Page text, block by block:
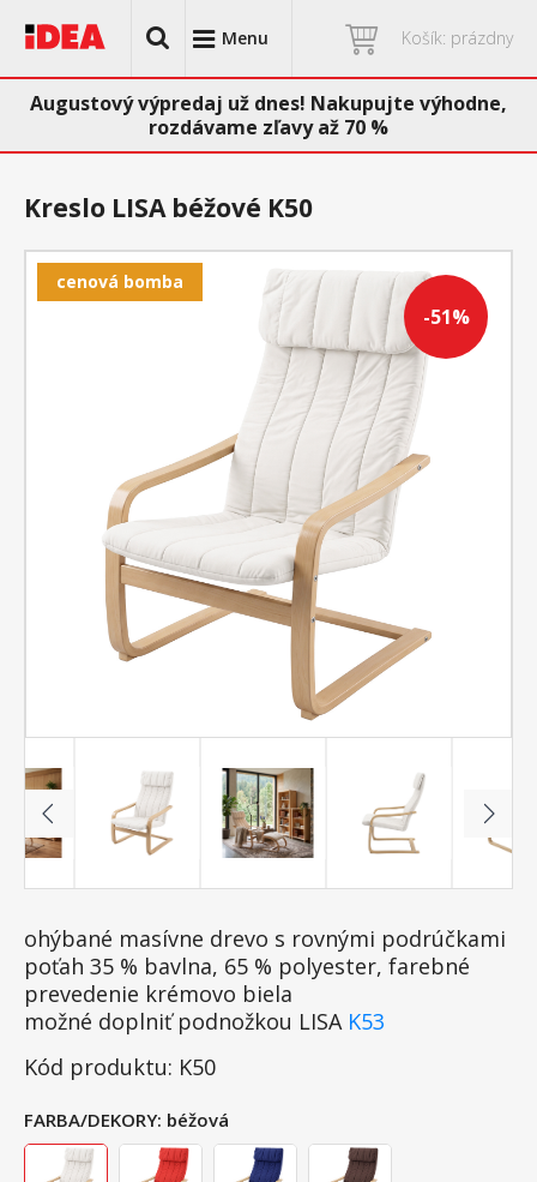
Menu Košík: prázdny
Augustový výpredaj už dnes! Nakupujte výhodne,
rozdávame zľavy až 70 %
-51%
cenová bomba
Kreslo LISA béžové K50
ohýbané masívne drevo s rovnými podrúčkami
poťah 35 % bavlna, 65 % polyester, farebné
prevedenie krémovo biela
možné doplniť podnožkou LISA K53
Kód produktu: K50
FARBA/DEKORY: béžová